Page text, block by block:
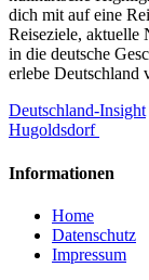
dich mit auf eine
Reiseziele, aktuelle
in die deutsche
erlebe Deutschland
Deutschland-Insight
Hugoldsdorf
Informationen
Home
Datenschutz
Impressum